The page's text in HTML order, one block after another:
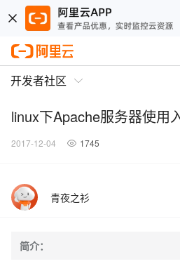
开发者社区
linux下Apache服务器使用
2017-12-04 1745
青夜之衫
简介：